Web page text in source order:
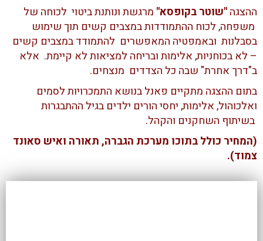
ההצגה"שוטר בקופסא" מרגשת ונותנת ביטוי לכוחה של
משפחה, לכוח ההתמודדות במצבים קשים תוך שימוש
בסבלנות ובאמפטיה המאפשרים להתמודד במצבים קשים
– לא בכוחניות, אלימות ובריחה למציאות לא קיימת. אלא
ב"דרך אחרת" שבה כל הצדדים מנצחים.
בתום ההצגה מתקיים פאנל בנושא התמכרויות לסמים
ואלכוהול, אלימות, יחסי הורים ילדים בגיל ההתבגרות
בשיתוף השחקנים והקהל.
(המחיר כולל בתוכו מערכת הגברה, תאורה ואיש סאונד
צמוד).